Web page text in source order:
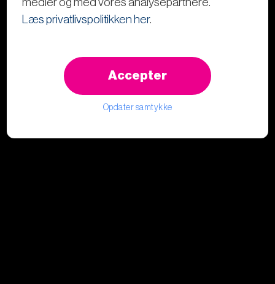
Læs privatlivspolitikken her.
Accepter
Opdater samtykke